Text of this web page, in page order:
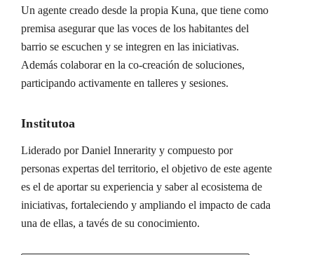
Un agente creado desde la propia Kuna, que tiene como
premisa asegurar que las voces de los habitantes del
barrio se escuchen y se integren en las iniciativas.
Además colaborar en la co-creación de soluciones,
participando activamente en talleres y sesiones.
Institutoa
Liderado por Daniel Innerarity y compuesto por
personas expertas del territorio, el objetivo de este agente
es el de aportar su experiencia y saber al ecosistema de
iniciativas, fortaleciendo y ampliando el impacto de cada
una de ellas, a tavés de su conocimiento.